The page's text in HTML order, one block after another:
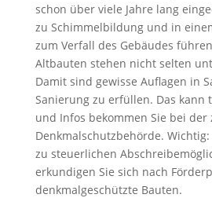
schon über viele Jahre lang
zu Schimmelbildung und in
zum Verfall des Gebäudes
Altbauten stehen nicht selten
Damit sind gewisse Auflagen in
Sanierung zu erfüllen. Das kann
und Infos bekommen Sie bei der
Denkmalschutzbehörde.
zu steuerlichen
erkundigen Sie sich nach
denkmalgeschützte Bauten.